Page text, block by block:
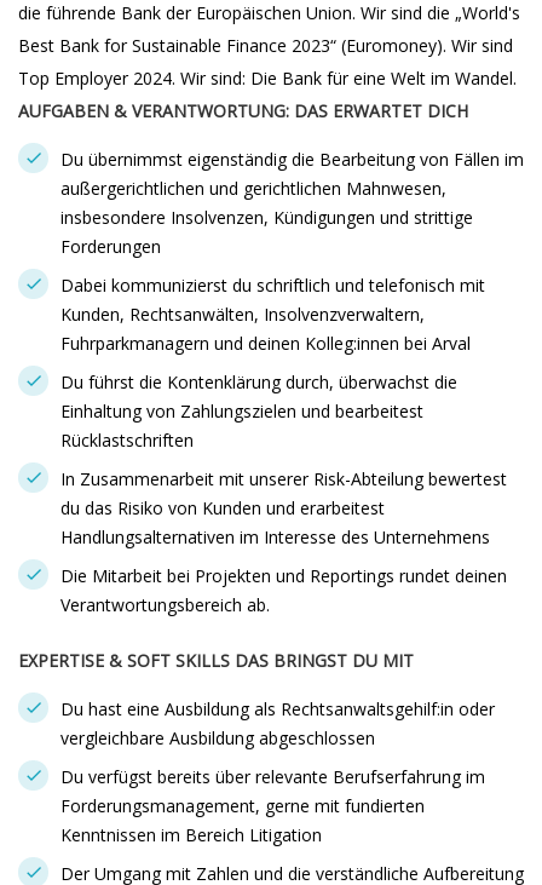
die führende Bank der Europäischen Union. Wir sind die „World's
Best Bank for Sustainable Finance 2023“ (Euromoney). Wir sind
Top Employer 2024. Wir sind: Die Bank für eine Welt im Wandel.
AUFGABEN & VERANTWORTUNG: DAS ERWARTET DICH
Du übernimmst eigenständig die Bearbeitung von Fällen im
außergerichtlichen und gerichtlichen Mahnwesen,
insbesondere Insolvenzen, Kündigungen und strittige
Forderungen
Dabei kommunizierst du schriftlich und telefonisch mit
Kunden, Rechtsanwälten, Insolvenzverwaltern,
Fuhrparkmanagern und deinen Kolleg:innen bei Arval
Du führst die Kontenklärung durch, überwachst die
Einhaltung von Zahlungszielen und bearbeitest
Rücklastschriften
In Zusammenarbeit mit unserer Risk-Abteilung bewertest
du das Risiko von Kunden und erarbeitest
Handlungsalternativen im Interesse des Unternehmens
Die Mitarbeit bei Projekten und Reportings rundet deinen
Verantwortungsbereich ab.
EXPERTISE & SOFT SKILLS DAS BRINGST DU MIT
Du hast eine Ausbildung als Rechtsanwaltsgehilf:in oder
vergleichbare Ausbildung abgeschlossen
Du verfügst bereits über relevante Berufserfahrung im
Forderungsmanagement, gerne mit fundierten
Kenntnissen im Bereich Litigation
Der Umgang mit Zahlen und die verständliche Aufbereitung